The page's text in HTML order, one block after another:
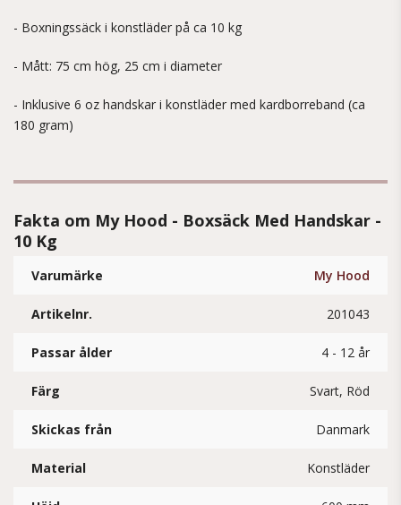
- Boxningssäck i konstläder på ca 10 kg
- Mått: 75 cm hög, 25 cm i diameter
- Inklusive 6 oz handskar i konstläder med kardborreband (ca
180 gram)
Fakta om My Hood - Boxsäck Med Handskar -
10 Kg
Varumärke My Hood
Artikelnr. 201043
Passar ålder 4 - 12 år
Färg Svart, Röd
Skickas från Danmark
Material Konstläder